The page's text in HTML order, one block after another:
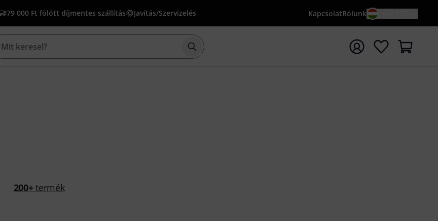
79 000 Ft fölött díjmentes szállítás Javítás/Szervizelés KapcsolatRólunk
Keresés indítása {searchTerm} keresőszóval
200+termék